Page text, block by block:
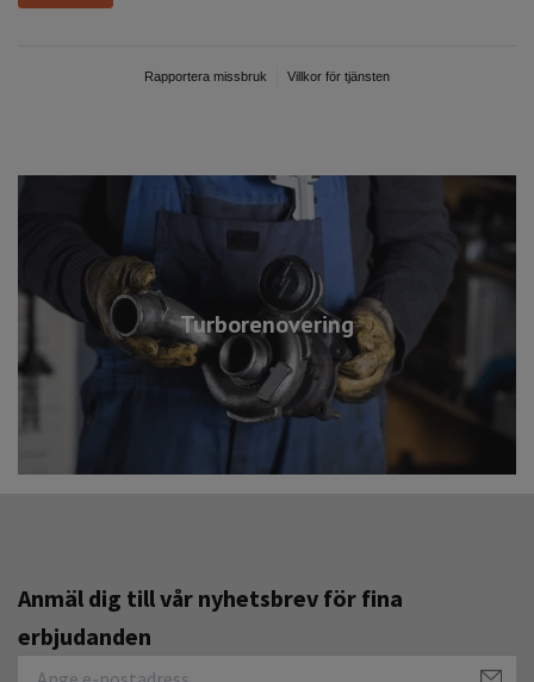
Turborenovering
Anmäl dig till vår nyhetsbrev för fina
erbjudanden